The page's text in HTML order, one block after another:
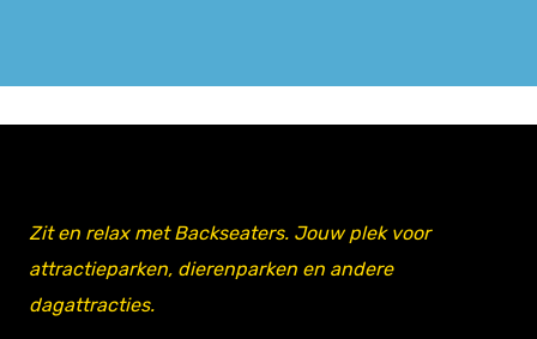
Zit en relax met Backseaters. Jouw plek voor
attractieparken, dierenparken en andere
dagattracties.